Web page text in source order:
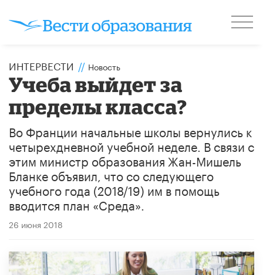
ИНТЕРВЕСТИ // Новость
Учеба выйдет за
пределы класса?
Во Франции начальные школы вернулись к
четырехдневной учебной неделе. В связи с
этим министр образования Жан-Мишель
Бланке объявил, что со следующего
учебного года (2018/19) им в помощь
вводится план «Среда».
26 июня 2018